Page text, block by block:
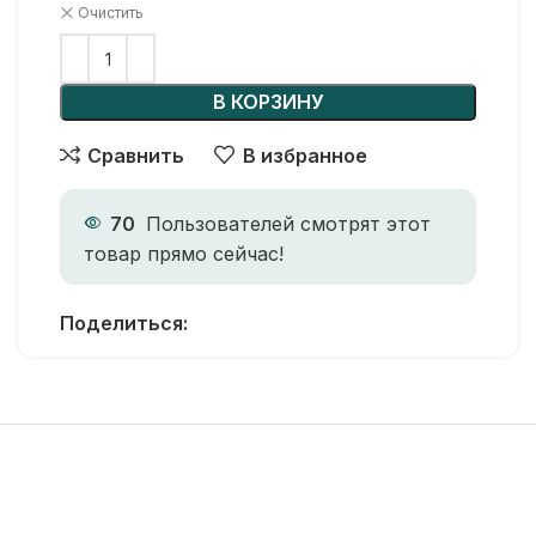
Очистить
В КОРЗИНУ
Сравнить В избранное
70 Пользователей смотрят этот
товар прямо сейчас!
Поделиться: